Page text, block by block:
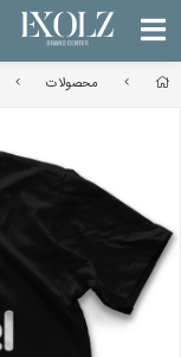
محصولات